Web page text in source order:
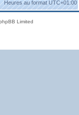
h
Heures au formatUTC+01:00
Limited